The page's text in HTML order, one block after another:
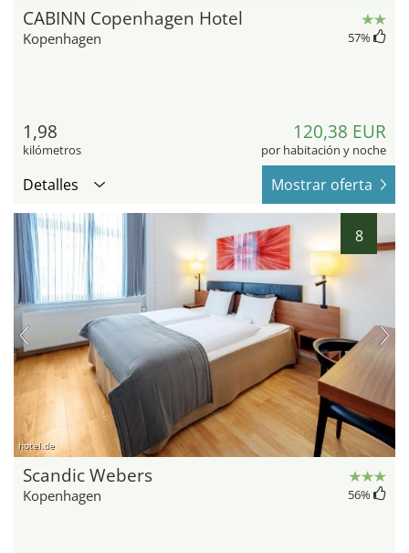
CABINN Copenhagen Hotel
Kopenhagen 57%
1,98
kilómetros
120,38 EUR
por habitación y noche
Detalles Mostrar oferta
8
hotel.de
Scandic Webers
Kopenhagen 56%